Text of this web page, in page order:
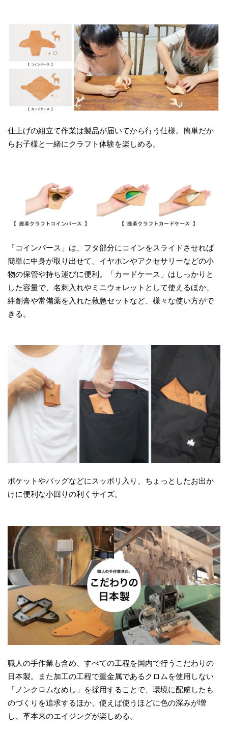
仕上げの組立て作業は製品が届いてから行う仕様。簡単だか
らお子様と一緒にクラフト体験を楽しめる。
「コインパース」は、フタ部分にコインをスライドさせれば
簡単に中身が取り出せて、イヤホンやアクセサリーなどの小
物の保管や持ち運びに便利。「カードケース」はしっかりと
した容量で、名刺入れやミニウォレットとして使えるほか、
絆創膏や常備薬を入れた救急セットなど、様々な使い方がで
きる。
ポケットやバッグなどにスッポリ入り、ちょっとしたお出か
けに便利な小回りの利くサイズ。
職人の手作業も含め、すべての工程を国内で行うこだわりの
日本製。また加工の工程で重金属であるクロムを使用しない
「ノンクロムなめし」を採用することで、環境に配慮したも
のづくりを追求するほか、使えば使うほどに色の深みが増
し、革本来のエイジングが楽しめる。